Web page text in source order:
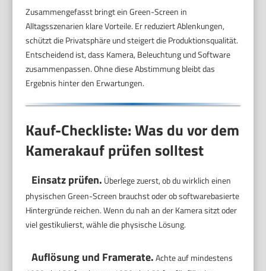
Zusammengefasst bringt ein Green-Screen in
Alltagsszenarien klare Vorteile. Er reduziert Ablenkungen,
schützt die Privatsphäre und steigert die Produktionsqualität.
Entscheidend ist, dass Kamera, Beleuchtung und Software
zusammenpassen. Ohne diese Abstimmung bleibt das
Ergebnis hinter den Erwartungen.
Kauf-Checkliste: Was du vor dem
Kamerakauf prüfen solltest
Einsatz prüfen. Überlege zuerst, ob du wirklich einen
physischen Green-Screen brauchst oder ob softwarebasierte
Hintergründe reichen. Wenn du nah an der Kamera sitzt oder
viel gestikulierst, wähle die physische Lösung.
Auflösung und Framerate.Achte auf mindestens